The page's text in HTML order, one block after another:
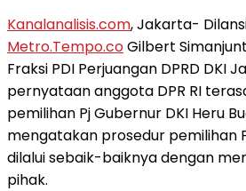
Kanalanalisis.com, Jakarta- Di
Metro.Tempo.coGilbert
Fraksi PDI Perjuangan DPRD DKI
pernyataan anggota DPR RI
pemilihan Pj Gubernur DKI Heru
mengatakan prosedur pemilihan
dilalui sebaik-baiknyadengan
pihak.